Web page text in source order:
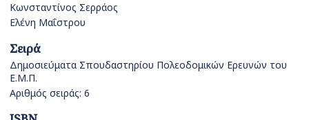
Κωνσταντίνος Σερράος
Ελένη Μαΐστρου
Σειρά
Δημοσιεύματα Σπουδαστηρίου Πολεοδομικών Ερευνών του
Ε.Μ.Π.
Αριθμός σειράς: 6